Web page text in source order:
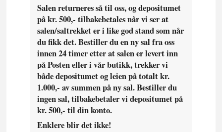
Salen returneres så til oss, og depositumet
på kr. 500,- tilbakebetales når vi ser at
salen/saltrekket er i like god stand som når
du fikk det. Bestiller du en ny sal fra oss
innen 24 timer etter at salen er levert inn
på Posten eller i vår butikk, trekker vi
både depositumet og leien på totalt kr.
1.000,- av summen på ny sal. Bestiller du
ingen sal, tilbakebetaler vi depositumet på
kr. 500,- til din konto.
Enklere blir det ikke!